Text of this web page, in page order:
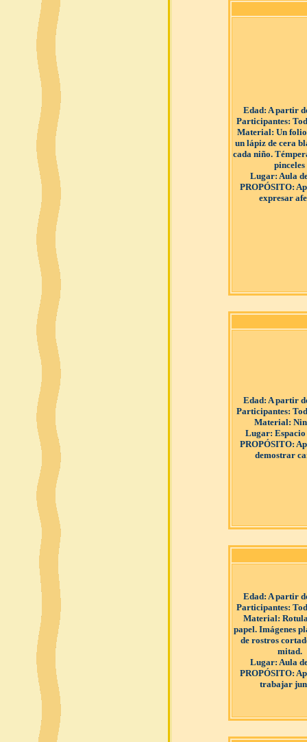
Edad: A partir
Participantes:
Material: Un
un lápiz de cera
cada niño.
pinceles
Lugar: Aula
PROPÓSITO:
expresar
Edad: A partir
Participantes:
Material:
Lugar:
PROPÓSITO:
demostrar
Edad: A partir
Participantes:
Material:
papel. Imágenes
de rostros
mitad.
Lugar: Aula
PROPÓSITO:
trabajar